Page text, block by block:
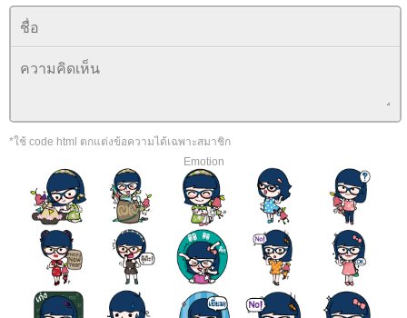
*ใช้ code html ตกแต่งข้อความได้เฉพาะสมาชิก
Emotion